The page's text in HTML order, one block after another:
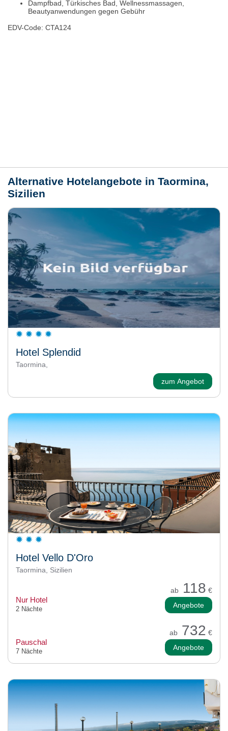
Dampfbad, Türkisches Bad, Wellnessmassagen,
Beautyanwendungen gegen Gebühr
EDV-Code: CTA124
Alternative Hotelangebote in Taormina,
Sizilien
Hotel Splendid
Taormina,
zum Angebot
Hotel Vello D'Oro
Taormina, Sizilien
ab 118 €
Nur Hotel
2 Nächte Angebote
ab 732 €
Pauschal
7 Nächte Angebote